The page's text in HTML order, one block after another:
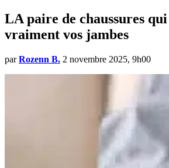
LA paire de chaussures
vraiment vos jambes
par Rozenn B. 2 novembre 2025, 9h00